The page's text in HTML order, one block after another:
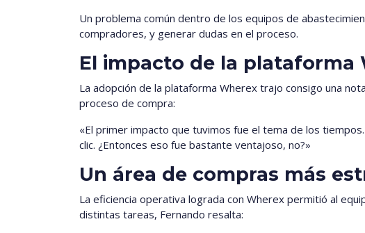
Un problema común dentro de los equipos de
compradores, y generar dudas en el proceso.
El impacto de la plataforma
La adopción de la plataforma Wherex trajo consigo una
proceso de compra:
«El primer impacto que tuvimos fue el tema de los
clic. ¿Entonces eso fue bastante ventajoso, no?»
Un área de compras más
La eficiencia operativa lograda con Wherex permitió al
distintas tareas, Fernando resalta: